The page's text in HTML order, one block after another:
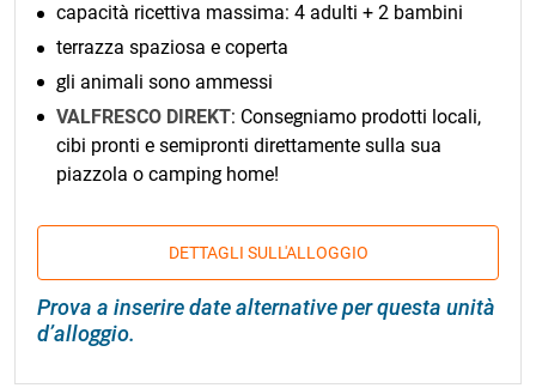
capacità ricettiva massima: 4 adulti + 2 bambini
terrazza spaziosa e coperta
gli animali sono ammessi
VALFRESCO DIREKT: Consegniamo prodotti locali,
cibi pronti e semipronti direttamente sulla sua
piazzola o camping home!
DETTAGLI SULL'ALLOGGIO
Prova a inserire date alternative per questa unità
d’alloggio.